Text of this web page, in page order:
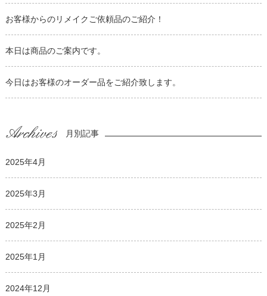
お客様からのリメイクご依頼品のご紹介！
本日は商品のご案内です。
今日はお客様のオーダー品をご紹介致します。
月別記事
2025年4月
2025年3月
2025年2月
2025年1月
2024年12月